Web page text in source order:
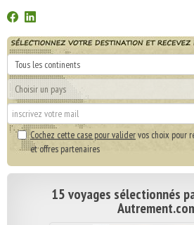
Cochez cette case pour validervos choix pour
et offres partenaires
15 voyages sélectionnés